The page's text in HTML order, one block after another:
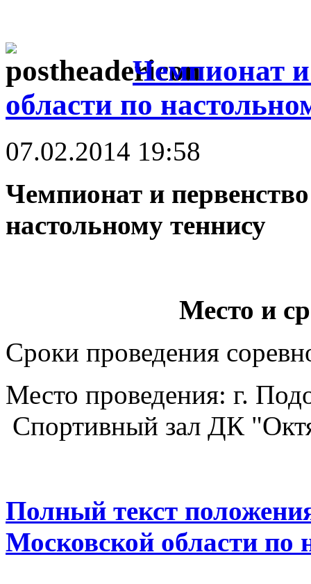
Чемпионат
области по
07.02.2014 19:58
Чемпионат и
настольному теннису
Место и
Сроки проведения
Место проведения: г.
Спортивный зал ДК
Полный текст
Московской области по